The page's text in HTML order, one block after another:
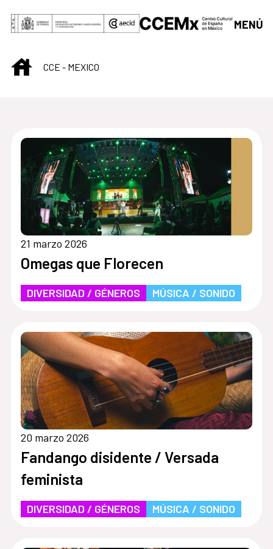
Saltar al contenido principal
MENÚ
INICIOCCE - MEXICO
21 marzo 2026
Omegas que Florecen
DIVERSIDAD / GÉNEROS MÚSICA / SONIDO
20 marzo 2026
Fandango disidente / Versada
feminista
DIVERSIDAD / GÉNEROS MÚSICA / SONIDO